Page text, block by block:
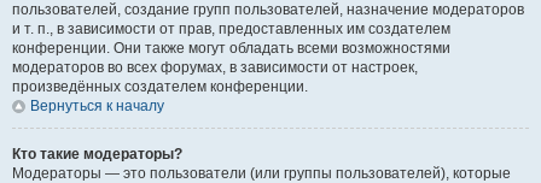
пользователей, создание групп пользователей, назначение модераторов
и т. п., в зависимости от прав, предоставленных им создателем
конференции. Они также могут обладать всеми возможностями
модераторов во всех форумах, в зависимости от настроек,
произведённых создателем конференции.
Вернуться к началу
Кто такие модераторы?
Модераторы — это пользователи (или группы пользователей), которые